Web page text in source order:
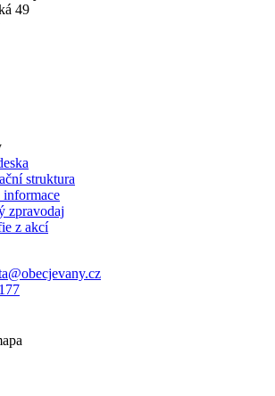
49
struktura
informace
zpravodaj
z akcí